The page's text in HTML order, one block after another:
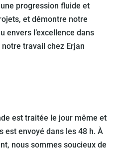
progression fluide et
et démontre notre
envers l’excellence dans
travail chez Erjan
est traitée le jour même et
est envoyé dans les 48 h. À
nous sommes soucieux de